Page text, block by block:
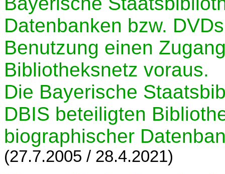
Datenbanken bzw.
Benutzung einen
Bibliotheksnetz voraus.
Die Bayerische
DBIS beteiligten
biographischer
(27.7.2005 / 28.4.2021)